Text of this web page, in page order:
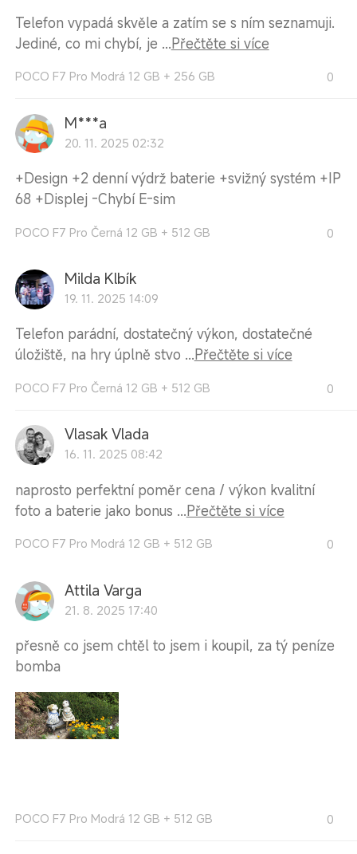
Telefon vypadá skvěle a zatím se s ním seznamuji.
Jediné, co mi chybí, je ...Přečtěte si více
POCO F7 Pro Modrá 12 GB + 256 GB 0
M***a
20. 11. 2025 02:32
+Design +2 denní výdrž baterie +svižný systém +IP
68 +Displej -Chybí E-sim
POCO F7 Pro Černá 12 GB + 512 GB 0
Milda Klbík
19. 11. 2025 14:09
Telefon parádní, dostatečný výkon, dostatečné
úložiště, na hry úplně stvo ...Přečtěte si více
POCO F7 Pro Černá 12 GB + 512 GB 0
Vlasak Vlada
16. 11. 2025 08:42
naprosto perfektní poměr cena / výkon kvalitní
foto a baterie jako bonus ...Přečtěte si více
POCO F7 Pro Modrá 12 GB + 512 GB 0
Attila Varga
21. 8. 2025 17:40
přesně co jsem chtěl to jsem i koupil, za tý peníze
bomba
POCO F7 Pro Modrá 12 GB + 512 GB 0